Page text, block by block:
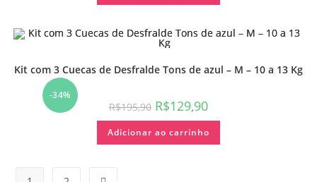
-34%
Kit com 3 Cuecas de Desfralde Tons de azul – M – 10 a 13 Kg
R$195,90 R$129,90
Adicionar ao carrinho